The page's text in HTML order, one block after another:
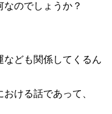
のでしょうか？
なども関係してくるん
ける話であって、